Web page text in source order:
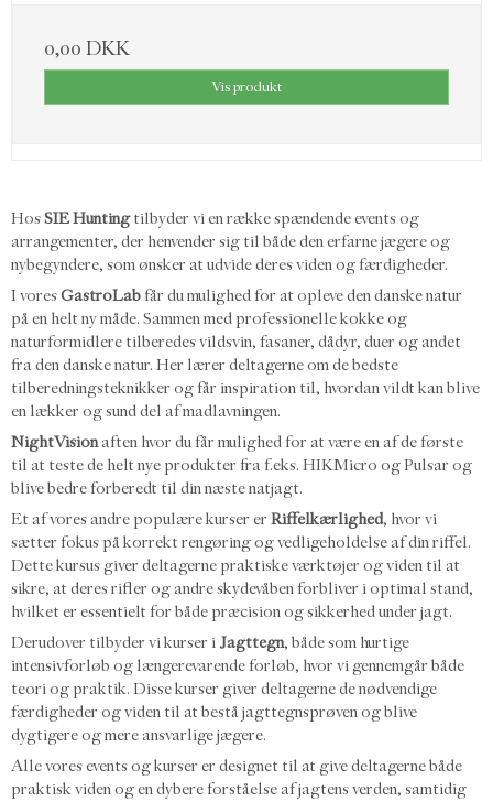
0,00 DKK
Vis produkt
HosSIE Huntingtilbyder vi en række spændende events og
arrangementer, der henvender sig til både den erfarne jægere og
nybegyndere, som ønsker at udvide deres viden og færdigheder.
I voresGastroLabfår du mulighed for at opleve den danske natur
på en helt ny måde. Sammen med professionelle kokke og
naturformidlere tilberedes vildsvin, fasaner, dådyr, duer og andet
fra den danske natur. Her lærer deltagerne om de bedste
tilberedningsteknikker og får inspiration til, hvordan vildt kan blive
en lækker og sund del af madlavningen.
NightVisionaften hvor du får mulighed for at være en af de første
til at teste de helt nye produkter fra f.eks. HIKMicro og Pulsar og
blive bedre forberedt til din næste natjagt.
Et af vores andre populære kurser erRiffelkærlighed, hvor vi
sætter fokus på korrekt rengøring og vedligeholdelse af din riffel.
Dette kursus giver deltagerne praktiske værktøjer og viden til at
sikre, at deres rifler og andre skydevåben forbliver i optimal stand,
hvilket er essentielt for både præcision og sikkerhed under jagt.
Derudover tilbyder vi kurser iJagttegn, både som hurtige
intensivforløb og længerevarende forløb, hvor vi gennemgår både
teori og praktik. Disse kurser giver deltagerne de nødvendige
færdigheder og viden til at bestå jagttegnsprøven og blive
dygtigere og mere ansvarlige jægere.
Alle vores events og kurser er designet til at give deltagerne både
praktisk viden og en dybere forståelse af jagtens verden, samtidig